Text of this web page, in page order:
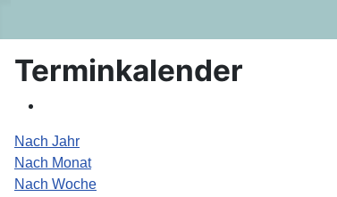
Terminkalender
Nach Jahr
Nach Monat
Nach Woche